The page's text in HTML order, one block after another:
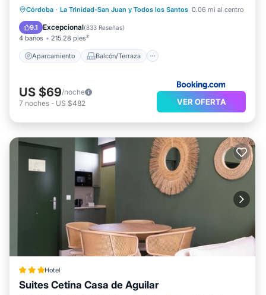
Córdoba · La Trinidad-San Juan y Todos los Santos 0.06 mi al centro
9.1 Excepcional(833 Reseñas)
4 baños 215.28 pies²
Aparcamiento Balcón/Terraza
Aparcamiento
Balcón/Terraza
Cocina
Aire acondicionado
US $69/noche
7 noches - US $482 VER OFERTA
Hotel
Suites Cetina Casa de Aguilar